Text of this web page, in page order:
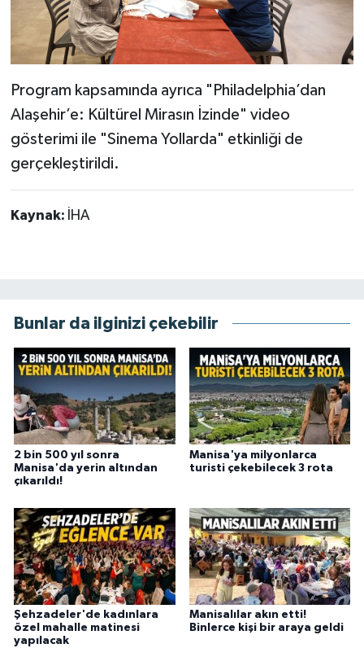
Program kapsamında ayrıca "Philadelphia’dan
Alaşehir’e: Kültürel Mirasın İzinde" video
gösterimi ile "Sinema Yollarda" etkinliği de
gerçekleştirildi.
Kaynak: İHA
Bunlar da ilginizi çekebilir
2 bin 500 yıl sonra
Manisa'da yerin altından
çıkarıldı!
Manisa'ya milyonlarca
turisti çekebilecek 3 rota
Şehzadeler'de kadınlara
özel mahalle matinesi
yapılacak
Manisalılar akın etti!
Binlerce kişi bir araya geldi